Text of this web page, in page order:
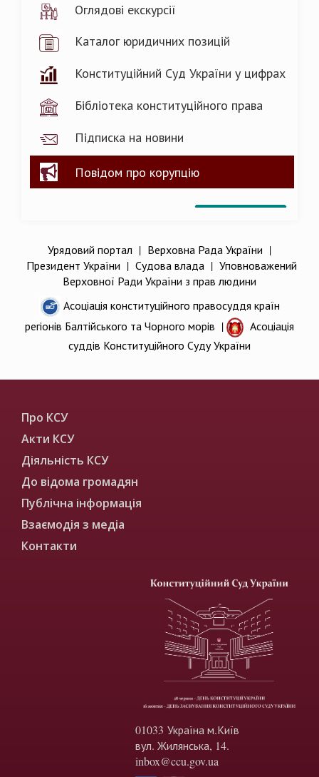
Оглядові екскурсії
Каталог юридичних позицій
Конституційний Суд України у цифрах
Бібліотека конституційного права
Підписка на новини
Повідом про корупцію
Урядовий портал | Верховна Рада України |
Президент України | Судова влада| Уповноважений
Верховної Ради України з прав людини
Асоціація конституційного правосуддя країн
регіонів Балтійського та Чорного морів |
Асоціація
суддів Конституційного Суду України
Про КСУ
Акти КСУ
Діяльність КСУ
До відома громадян
Публічна інформація
Взаємодія з медіа
Контакти
01033 Україна м.Київ
вул. Жилянська, 14.
inbox@ccu.gov.ua